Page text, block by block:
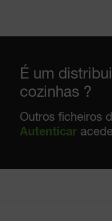
É um
cozinhas ?
Outros ficheiros
Autenticar